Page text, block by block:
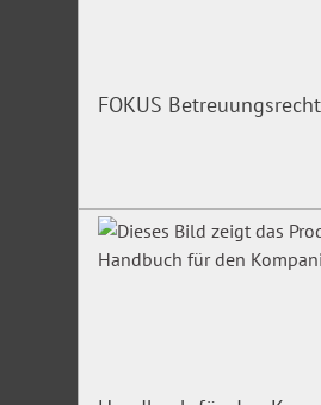
FOKUS Betreuungsrecht